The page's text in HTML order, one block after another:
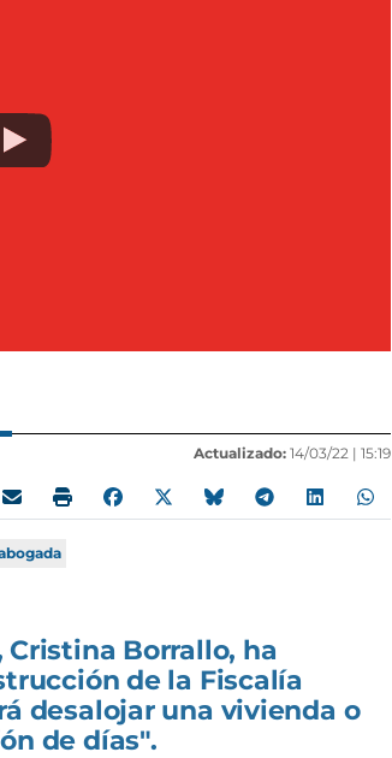
Actualizado: 14/03/22 | 15:19
Borrallo, ha
de la Fiscalía
desalojar una vivienda o
de días".